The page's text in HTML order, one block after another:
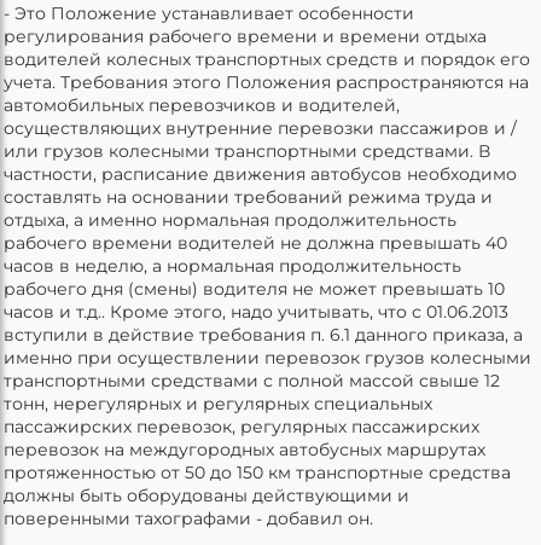
- Это Положение устанавливает особенности
регулирования рабочего времени и времени отдыха
водителей колесных транспортных средств и порядок его
учета. Требования этого Положения распространяются на
автомобильных перевозчиков и водителей,
осуществляющих внутренние перевозки пассажиров и /
или грузов колесными транспортными средствами. В
частности, расписание движения автобусов необходимо
составлять на основании требований режима труда и
отдыха, а именно нормальная продолжительность
рабочего времени водителей не должна превышать 40
часов в неделю, а нормальная продолжительность
рабочего дня (смены) водителя не может превышать 10
часов и т.д.. Кроме этого, надо учитывать, что с 01.06.2013
вступили в действие требования п. 6.1 данного приказа, а
именно при осуществлении перевозок грузов колесными
транспортными средствами с полной массой свыше 12
тонн, нерегулярных и регулярных специальных
пассажирских перевозок, регулярных пассажирских
перевозок на междугородных автобусных маршрутах
протяженностью от 50 до 150 км транспортные средства
должны быть оборудованы действующими и
поверенными тахографами - добавил он.